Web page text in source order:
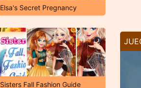
Elsa's Secret Pregnancy
Sisters Fall Fashion Guide